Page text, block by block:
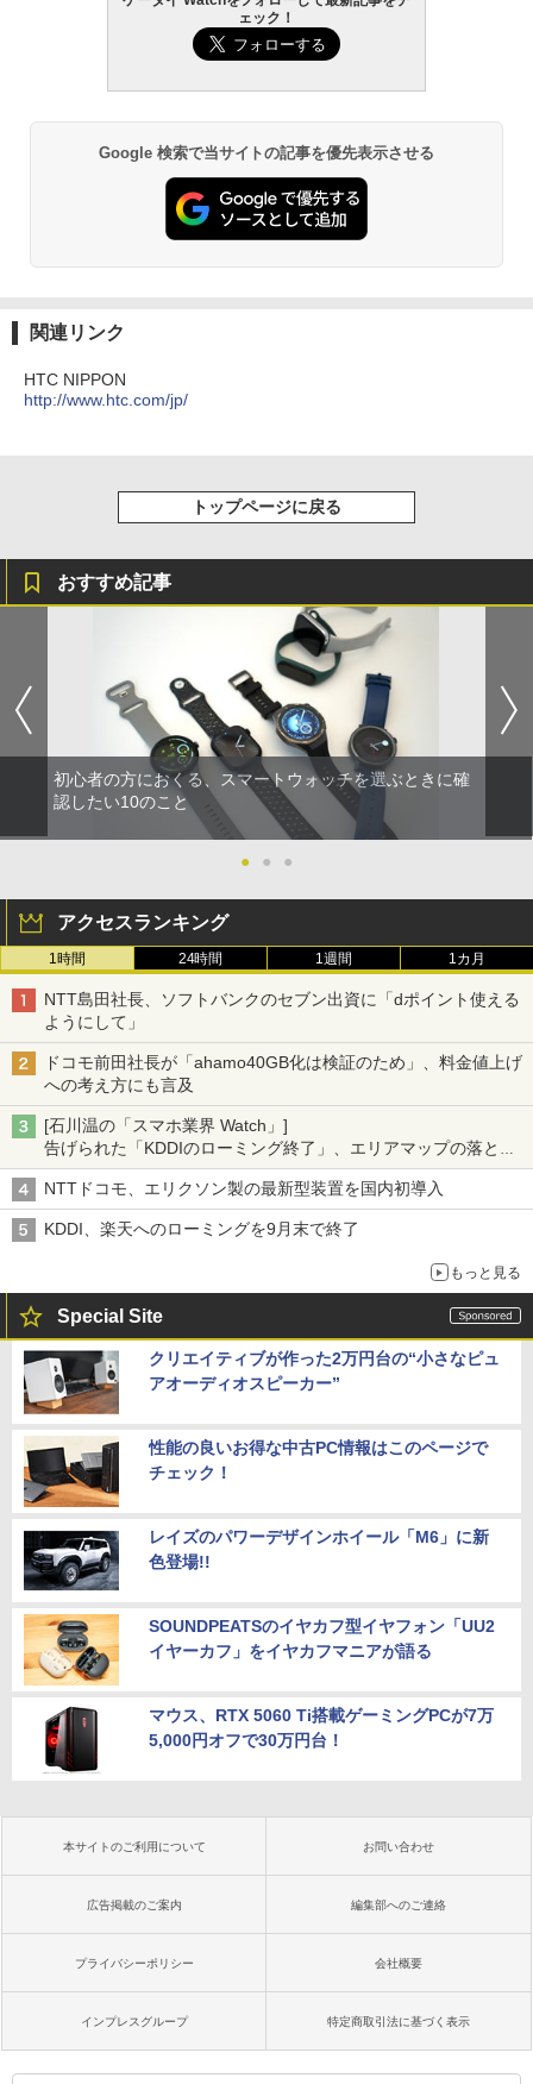
ェック！
Google 検索で当サイトの記事を優先表示させる
関連リンク
HTC NIPPON
http://www.htc.com/jp/
トップページに戻る
おすすめ記事
初心者の方におくる、スマートウォッチを選ぶときに確
認したい10のこと
● ● ●
アクセスランキング
1時間 24時間 1週間 1カ月
NTT島田社長、ソフトバンクのセブン出資に「dポイント使える
ようにして」
ドコモ前田社長が「ahamo40GB化は検証のため」、料金値上げ
への考え方にも言及
[石川温の「スマホ業界 Watch」]
告げられた「KDDIのローミング終了」、エリアマップの落とし
穴と楽天モバイルの課題
NTTドコモ、エリクソン製の最新型装置を国内初導入
KDDI、楽天へのローミングを9月末で終了
もっと見る
Special Site
クリエイティブが作った2万円台の“小さなピュ
アオーディオスピーカー”
性能の良いお得な中古PC情報はこのページで
チェック！
レイズのパワーデザインホイール「M6」に新
色登場!!
SOUNDPEATSのイヤカフ型イヤフォン「UU2
イヤーカフ」をイヤカフマニアが語る
マウス、RTX 5060 Ti搭載ゲーミングPCが7万
5,000円オフで30万円台！
本サイトのご利用について お問い合わせ
広告掲載のご案内 編集部へのご連絡
プライバシーポリシー 会社概要
インプレスグループ 特定商取引法に基づく表示